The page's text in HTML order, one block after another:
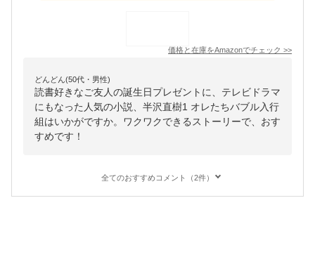
価格と在庫をAmazonでチェック >>
どんどん(50代・男性)
読書好きなご友人の誕生日プレゼントに、テレビドラマ
にもなった人気の小説、半沢直樹1 オレたちバブル入行
組はいかがですか。ワクワクできるストーリーで、おす
すめです！
全てのおすすめコメント（2件）